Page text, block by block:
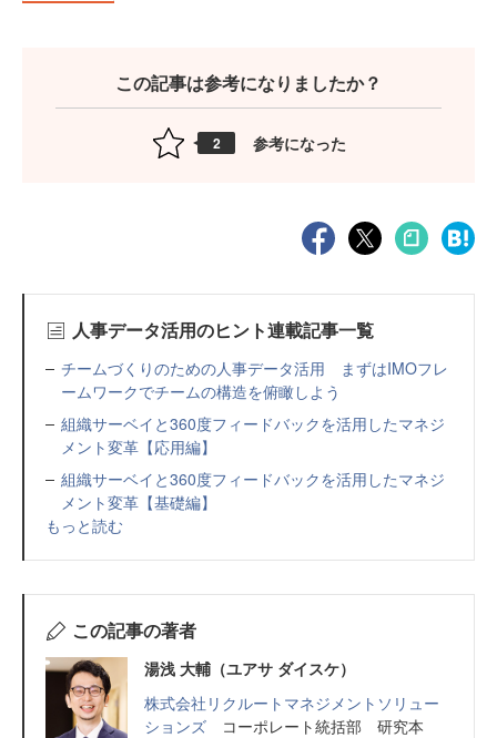
この記事は参考になりましたか？
2 参考になった
人事データ活用のヒント連載記事一覧
チームづくりのための人事データ活用 まずはIMOフレ
ームワークでチームの構造を俯瞰しよう
組織サーベイと360度フィードバックを活用したマネジ
メント変革【応用編】
組織サーベイと360度フィードバックを活用したマネジ
メント変革【基礎編】
もっと読む
この記事の著者
湯浅 大輔（ユアサ ダイスケ）
株式会社リクルートマネジメントソリュー
ションズ コーポレート統括部 研究本